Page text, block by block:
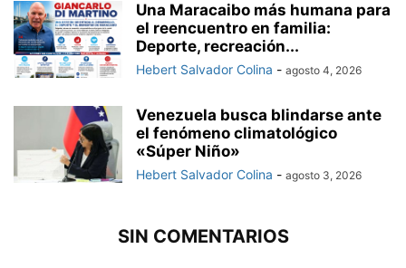
Una Maracaibo más humana para
el reencuentro en familia:
Deporte, recreación...
Hebert Salvador Colina - agosto 4, 2026
Venezuela busca blindarse ante
el fenómeno climatológico
«Súper Niño»
Hebert Salvador Colina - agosto 3, 2026
SIN COMENTARIOS